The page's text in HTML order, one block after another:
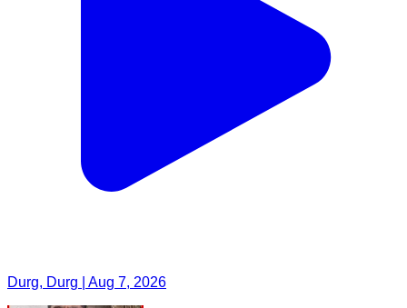
Durg, Durg | Aug 7, 2026